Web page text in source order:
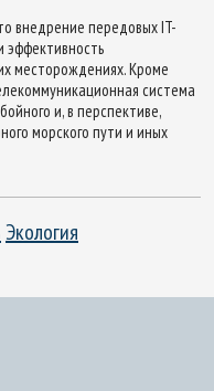
внедрение передовых IT-
эффективность
месторождениях. Кроме
система
и, в перспективе,
морского пути и иных
Экология